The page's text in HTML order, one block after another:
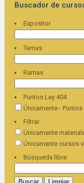
Buscador de
Expositor
Temas
Ramas
Puntos Ley 404
Únicamente - Puntos
Filtrar
Únicamente
Únicamente cursos
Búsqueda libre